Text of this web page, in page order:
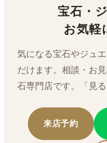
宝石・
お気軽
気になる宝石やジュ
だけます。相談・お
石専門店です。「見
来店予約